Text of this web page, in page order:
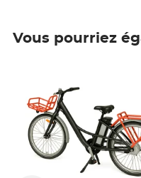
Vous pourriez